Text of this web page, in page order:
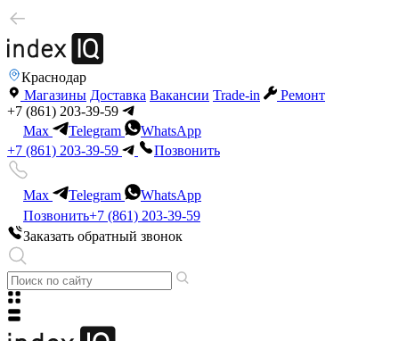
Краснодар
Магазины Доставка Вакансии Trade-in
Ремонт
+7 (861) 203-39-59
Max
Telegram
WhatsApp
+7 (861) 203-39-59
Позвонить
Max Telegram
WhatsApp
Позвонить+7 (861) 203-39-59
Заказать обратный звонок